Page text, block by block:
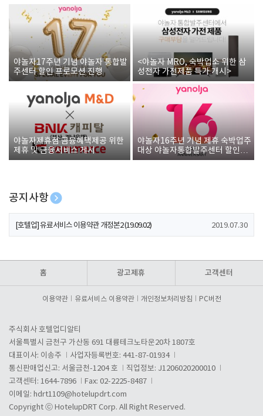
야놀자17주년 기념 야놀자 통합발
주센터 할인 프로모션 진행
<야놀자 MRO, 숙박업소 위한 삼
성전자 가전제품 특가 개시>
야놀자제휴점 금융혜택제공 위한
제휴 및 금융서비스 게시
야놀자16주년 기념 제휴 숙박업주
대상 야놀자통합발주센터 할인쿠
폰 증정
공지사항
[호텔업] 개인정보 처리방침 개정본1 (19.09.02)
[호텔업] 유료서비스 이용약관 개정본2 (19.09.02) 2019.07.30
홈 광고제휴 고객센터
이용약관 유료서비스 이용약관 개인정보처리방침 PC버전
주식회사 호텔업디알티
서울특별시 금천구 가산동 691 대륭테크노타운20차 1807호
대표이사: 이송주
사업자등록번호: 441-87-01934
통신판매업신고: 서울금천-1204 호
직업정보: J1206020200010
고객센터: 1644-7896
Fax: 02-2225-8487
이메일: hdrt1109@hotelupdrt.com
Copyright ⓒ HotelupDRT Corp. All Right Reserved.